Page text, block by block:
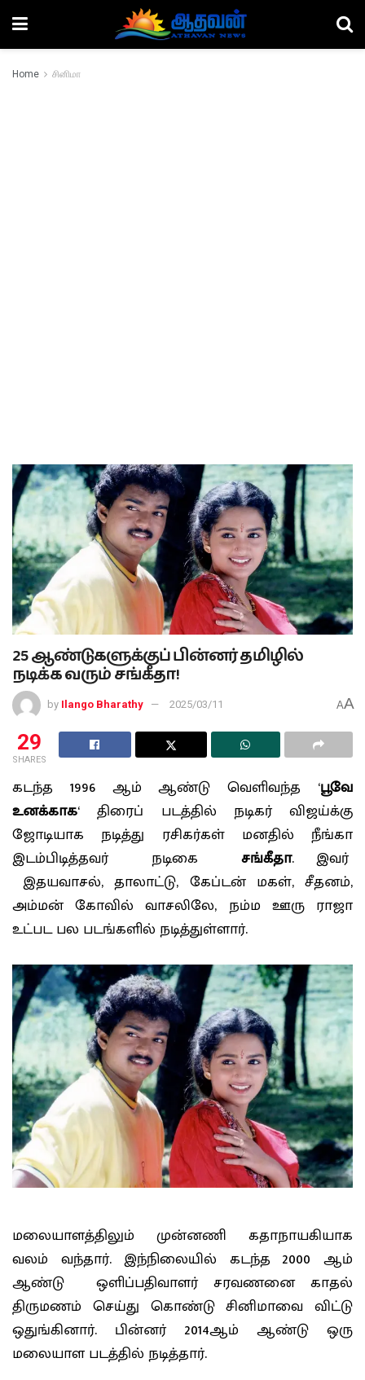
Home சினிமா
25 ஆண்டுகளுக்குப் பின்னர் தமிழில்
நடிக்க வரும் சங்கீதா!
by Ilango Bharathy 2025/03/11 AA
29
SHARES
கடந்த 1996 ஆம் ஆண்டு வெளிவந்த ‘பூவே
உனக்காக‘ திரைப் படத்தில் நடிகர் விஜய்க்கு
ஜோடியாக நடித்து ரசிகர்கள் மனதில் நீங்கா
இடம்பிடித்தவர் நடிகைசங்கீதா. இவர்
இதயவாசல், தாலாட்டு, கேப்டன் மகள், சீதனம்,
அம்மன் கோவில் வாசலிலே, நம்ம ஊரு ராஜா
உட்பட பல படங்களில் நடித்துள்ளார்.
மலையாளத்திலும் முன்னணி கதாநாயகியாக
வலம் வந்தார். இந்நிலையில் கடந்த 2000 ஆம்
ஆண்டு ஒளிப்பதிவாளர் சரவணனை காதல்
திருமணம் செய்து கொண்டு சினிமாவை விட்டு
ஒதுங்கினார். பின்னர் 2014ஆம் ஆண்டு ஒரு
மலையாள படத்தில் நடித்தார்.